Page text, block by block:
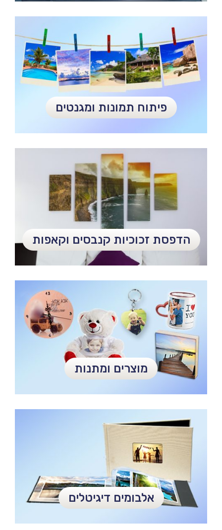
פיתוח תמונות ומגנטים
הדפסת זכוכיות קנבסים וקאפות
מוצרים ומתנות
אלבומים דיגיטלים